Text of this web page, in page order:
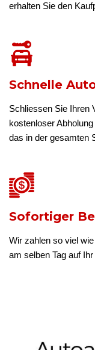
erhalten Sie den
Schnelle
Schliessen Sie Ihren
kostenloser
das in der gesamten
Sofortiger
Wir zahlen so viel
am selben Tag auf